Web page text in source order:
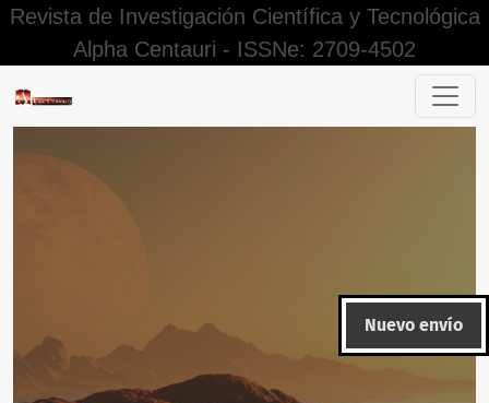
Revista de Investigación Científica y Tecnológica
Alpha Centauri - ISSNe: 2709-4502
Las TIC en la ruralidad de la educación peruana: Una
Nuevo envío